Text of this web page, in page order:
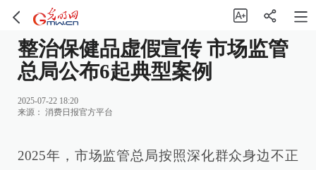
整治保健品虚假宣传 市场监管
总局公布6起典型案例
2025-07-22 18:20
来源： 消费日报官方平台
2025年，市场监管总局按照深化群众身边不正